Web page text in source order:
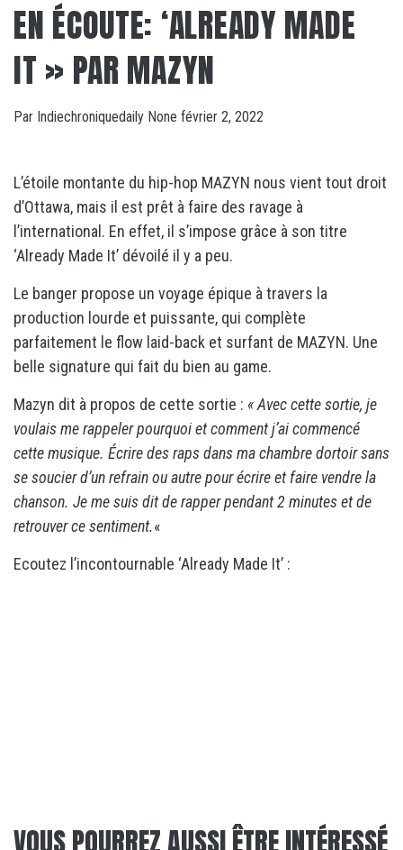
EN ÉCOUTE: ‘ALREADY MADE
IT » PAR MAZYN
Par Indiechroniquedaily None février 2, 2022
L’étoile montante du hip-hop MAZYN nous vient tout droit
d’Ottawa, mais il est prêt à faire des ravage à
l’international. En effet, il s’impose grâce à son titre
‘Already Made It’ dévoilé il y a peu.
Le banger propose un voyage épique à travers la
production lourde et puissante, qui complète
parfaitement le flow laid-back et surfant de MAZYN. Une
belle signature qui fait du bien au game.
Mazyn dit à propos de cette sortie : « Avec cette sortie, je
voulais me rappeler pourquoi et comment j’ai commencé
cette musique. Écrire des raps dans ma chambre dortoir sans
se soucier d’un refrain ou autre pour écrire et faire vendre la
chanson. Je me suis dit de rapper pendant 2 minutes et de
retrouver ce sentiment.«
Ecoutez l’incontournable ‘Already Made It’ :